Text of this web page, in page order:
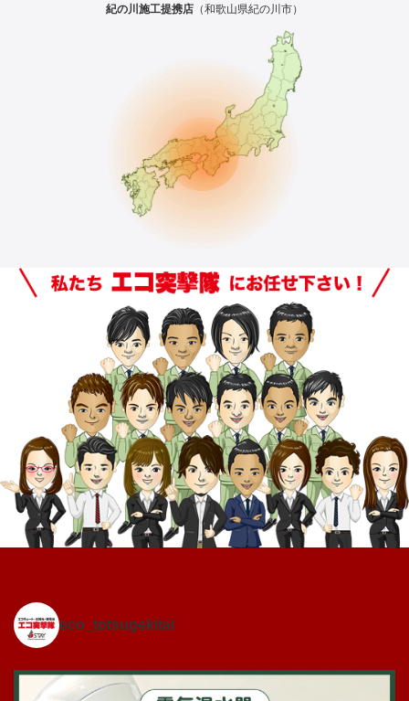
紀の川施工提携店 （和歌山県紀の川市）
eco_totsugekitai